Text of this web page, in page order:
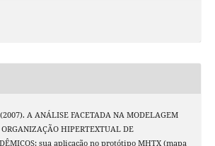
A ANÁLISE FACETADA NA MODELAGEM
HIPERTEXTUAL DE
sua aplicação no protótipo MHTX (mapa